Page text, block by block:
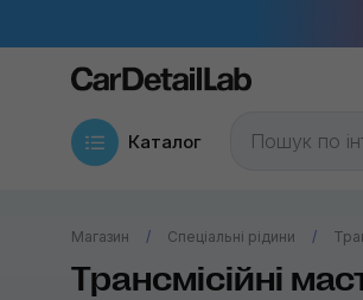
Каталог
Магазин Спеціальні рідини
Трансмісійні